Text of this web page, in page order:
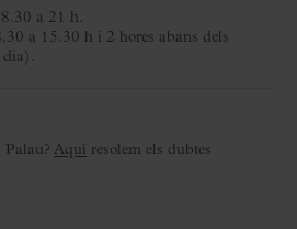
8.30 a 21 h.
a 15.30 h i 2 hores abans dels
dia).
Palau? Aquí resolem els dubtes